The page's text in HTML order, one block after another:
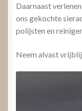
Daarnaast
ons gekochte
polijsten en
Neem alvast